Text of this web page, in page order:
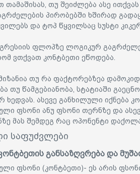
თამაშისას, თუ შეიძლება ასე
პირობებში ხშირად
და ტოპ წყვილსაც სუსტი
ფლოპზე ლოგიკურ
ვთქვათ კონტბეთი ეწოდება.
თუ რა ფაქტორებზეა
თუ წამგებიანობა, სტატიაში
ხედვას. ასევე განხილული იქნება
ფსონი ანუ ფსონი თერნზე და
მას შემდეგ რაც ოპონენტი
საფუძვლები
განსაზღვრება და
ფსონი (კონტბეთი)- ეს არის